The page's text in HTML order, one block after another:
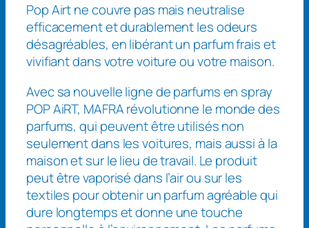
Pop Airt ne couvre pas mais neutralise
efficacement et durablement les odeurs
désagréables, en libérant un parfum frais et
vivifiant dans votre voiture ou votre maison.
Avec sa nouvelle ligne de parfums en spray
POP AiRT, MAFRA révolutionne le monde des
parfums, qui peuvent être utilisés non
seulement dans les voitures, mais aussi à la
maison et sur le lieu de travail. Le produit
peut être vaporisé dans l’air ou sur les
textiles pour obtenir un parfum agréable qui
dure longtemps et donne une touche